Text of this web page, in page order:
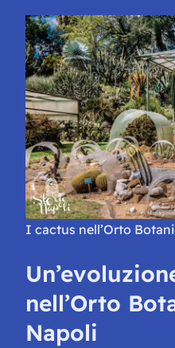
I cactus nell’Orto
nell’Orto
Napoli